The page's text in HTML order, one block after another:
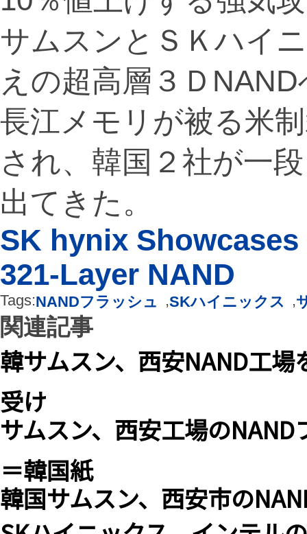
サムスンとＳＫハイ
えの超高層３Ｄ
長江メモリが被る米
され、韓国２社が一
出てきた。
SK hynix
321-Layer NAND
Tags:NANDフラッシュ ,SKハイニックス ,
関連記事
韓サムスン、西安NAND工
受け
サムスン、西安工場の
＝韓国紙
韓国サムスン、西安市の